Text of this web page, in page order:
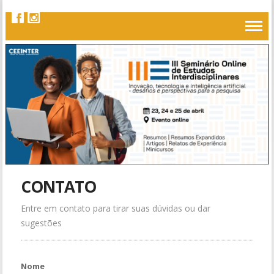
CONTATO
Entre em contato para tirar suas dúvidas ou dar
sugestões
Nome